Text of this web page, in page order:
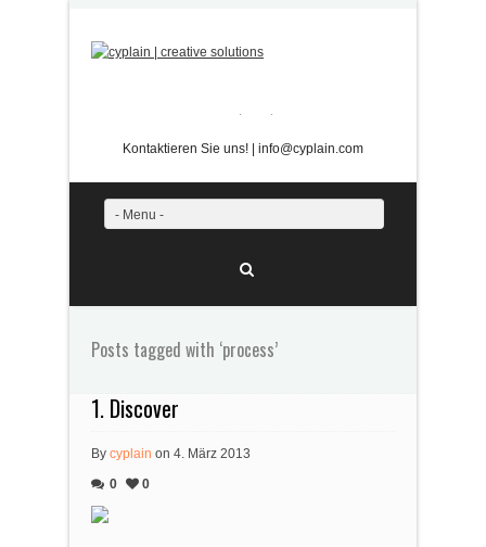
Kontaktieren Sie uns! | info@cyplain.com
- Menu -
Posts tagged with ‘process’
1. Discover
By cyplain on 4. März 2013
0
0